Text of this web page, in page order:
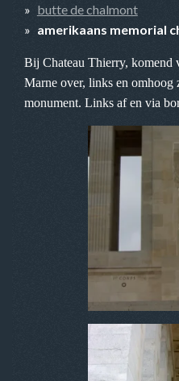
butte de chalmont
amerikaans memorial
Bij Chateau Thierry, komend
Marne over, links en omhoog
monument. Links af en via